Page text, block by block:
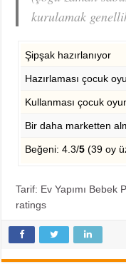
kurulamak
Şipşak hazırlanıyor
Hazırlaması çocuk
Kullanması çocuk
Bir daha marketten
Beğeni: 4.3/5(39 oy
Tarif: Ev Yapımı Bebek
ratings